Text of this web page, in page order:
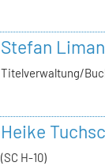
Stefan
Titelverwaltung/
Heike
(SC H-10)